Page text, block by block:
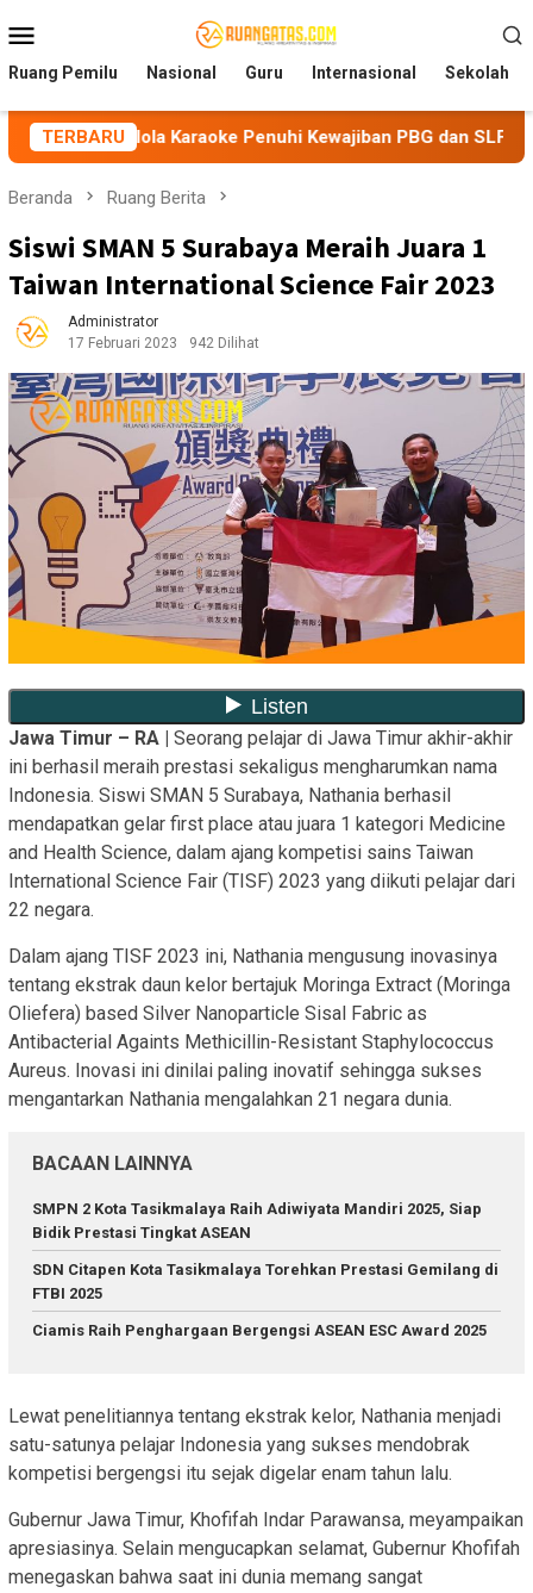
ke
kontenMobile
Ruang Pemilu Nasional Guru Internasional Sekolah
TERBARU
Karaoke Penuhi Kewajiban PBG dan SLF BEM
Beranda Ruang Berita
Siswi SMAN 5 Surabaya Meraih Juara 1
Taiwan International Science Fair 2023
Administrator
17 Februari 2023
942 Dilihat
Jawa Timur – RA | Seorang pelajar di Jawa Timur akhir-akhir
ini berhasil meraih prestasi sekaligus mengharumkan nama
Indonesia. Siswi SMAN 5 Surabaya, Nathania berhasil
mendapatkan gelar first place atau juara 1 kategori Medicine
and Health Science, dalam ajang kompetisi sains Taiwan
International Science Fair (TISF) 2023 yang diikuti pelajar dari
22 negara.
Dalam ajang TISF 2023 ini, Nathania mengusung inovasinya
tentang ekstrak daun kelor bertajuk Moringa Extract (Moringa
Oliefera) based Silver Nanoparticle Sisal Fabric as
Antibacterial Againts Methicillin-Resistant Staphylococcus
Aureus. Inovasi ini dinilai paling inovatif sehingga sukses
mengantarkan Nathania mengalahkan 21 negara dunia.
BACAAN LAINNYA
SMPN 2 Kota Tasikmalaya Raih Adiwiyata Mandiri 2025, Siap
Bidik Prestasi Tingkat ASEAN
SDN Citapen Kota Tasikmalaya Torehkan Prestasi Gemilang di
FTBI 2025
Ciamis Raih Penghargaan Bergengsi ASEAN ESC Award 2025
Lewat penelitiannya tentang ekstrak kelor, Nathania menjadi
satu-satunya pelajar Indonesia yang sukses mendobrak
kompetisi bergengsi itu sejak digelar enam tahun lalu.
Gubernur Jawa Timur, Khofifah Indar Parawansa, meyampaikan
apresiasinya. Selain mengucapkan selamat, Gubernur Khofifah
menegaskan bahwa saat ini dunia memang sangat